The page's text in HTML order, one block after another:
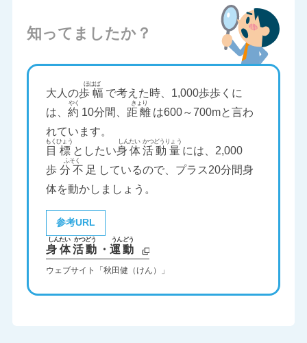
知ってましたか？
大人の歩幅 で考えた時、1,000歩歩くに
は、約 10分間、 距離 は600～700mと言わ
れています。
目標 としたい身体活動量 には、2,000
歩分不足 しているので、プラス20分間身
体を動かしましょう。
参考URL
身体活動 ・運動
ウェブサイト「秋田健（けん）」